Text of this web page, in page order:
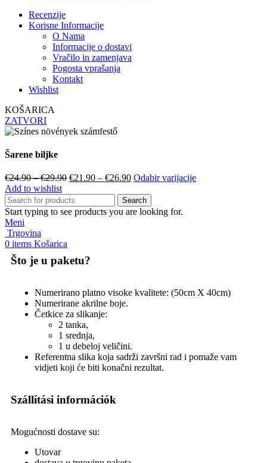
Recenzije
Korisne Informacije
O Nama
Informacije o dostavi
Vračilo in zamenjava
Pogosta vprašanja
Kontakt
Wishlist
KOŠARICA
ZATVORI
Šarene biljke
€24.90–€29.90 €21.90 – €26.90 Odabir varijacije
Add to wishlist
Search
Start typing to see products you are looking for.
Meni
Trgovina
0 items Košarica
Što je u paketu?
Numerirano platno visoke kvalitete: (50cm X 40cm)
Numerirane akrilne boje.
Četkice za slikanje:
2 tanka,
1 srednja,
1 u debeloj veličini.
Referentna slika koja sadrži završni rad i pomaže vam
vidjeti koji će biti konačni rezultat.
Szállítási információk
Mogućnosti dostave su:
Utovar